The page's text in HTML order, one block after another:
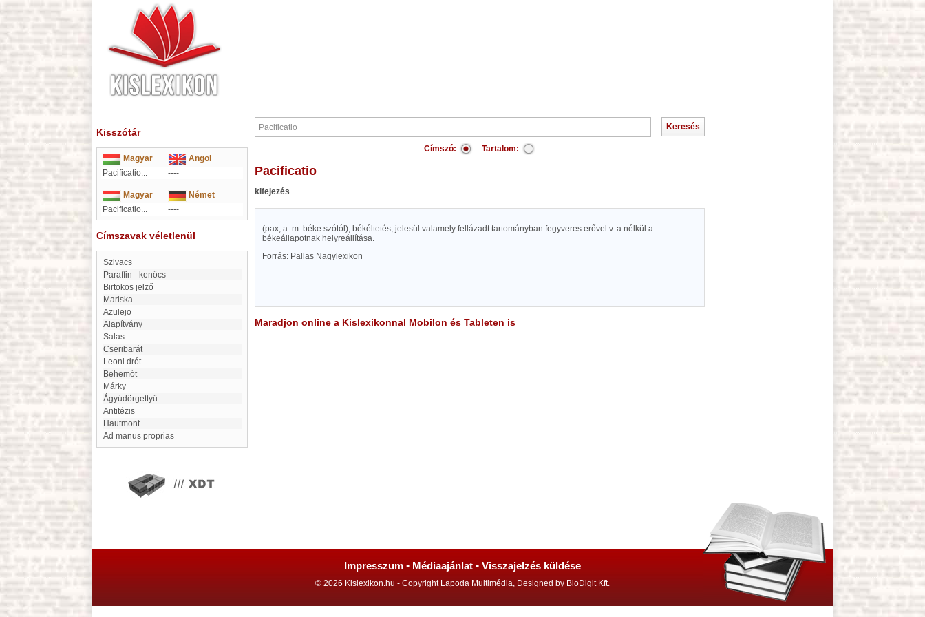
Kisszótár
Magyar
Angol
Pacificatio...
----
Magyar
Német
Pacificatio...
----
Címszavak véletlenül
Szivacs
Paraffin - kenőcs
Birtokos jelző
Mariska
Azulejo
Alapítvány
Salas
Cseribarát
Leoni drót
behemót
Márky
Ágyúdörgettyű
Antitézis
Hautmont
ad manus proprias
Címszó: Tartalom:
Pacificatio
kifejezés
(pax, a. m. béke szótól), békéltetés, jelesül valamely fellázadt tartományban fegyveres erővel v. a nélkül a
békeállapotnak helyreállítása.
Forrás: Pallas Nagylexikon
Maradjon online a Kislexikonnal Mobilon és Tableten is
Impresszum • Médiaajánlat • Visszajelzés küldése
© 2026 Kislexikon.hu - Copyright Lapoda Multimédia, Designed by BioDigit Kft.